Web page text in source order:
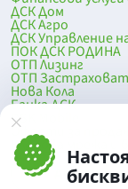
ДСК Дом
ДСК Агро
ДСК Управление
ПОК ДСК РОДИНА
ОТП Лизинг
ОТП
Нова Кола
Банка ДСК
DSK Mobile
Оферти за
Клонова мрежа и
До